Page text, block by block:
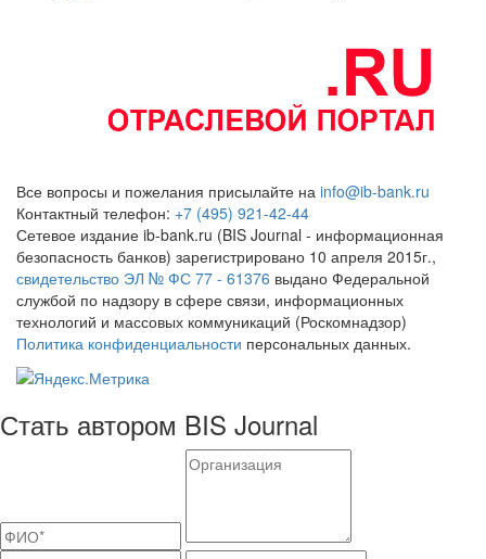
Все вопросы и пожелания присылайте на info@ib-bank.ru
Контактный телефон: +7 (495) 921-42-44
Сетевое издание ib-bank.ru (BIS Journal - информационная
безопасность банков) зарегистрировано 10 апреля 2015г.,
свидетельство ЭЛ № ФС 77 - 61376 выдано Федеральной
службой по надзору в сфере связи, информационных
технологий и массовых коммуникаций (Роскомнадзор)
Политика конфиденциальности персональных данных.
Стать автором BIS Journal